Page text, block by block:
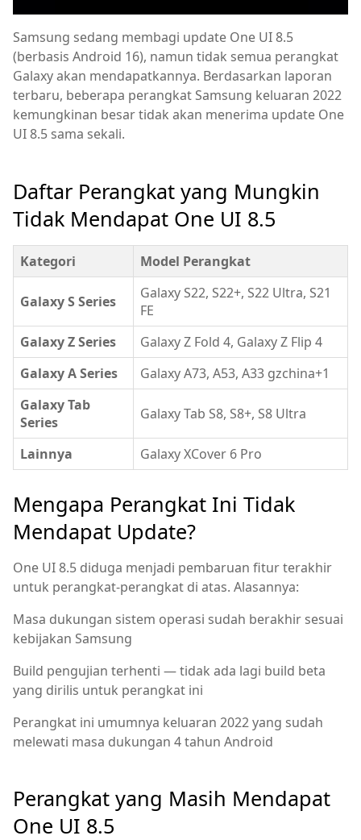
Samsung sedang membagi update One UI 8.5
(berbasis Android 16), namun tidak semua perangkat
Galaxy akan mendapatkannya. Berdasarkan laporan
terbaru, beberapa perangkat Samsung keluaran 2022
kemungkinan besar tidak akan menerima update One
UI 8.5 sama sekali.
Daftar Perangkat yang Mungkin
Tidak Mendapat One UI 8.5
Kategori Model Perangkat
Galaxy S Series
Galaxy S22, S22+, S22 Ultra, S21
FE
Galaxy Z Series
Galaxy Z Fold 4, Galaxy Z Flip 4
Galaxy A Series
Galaxy A73, A53, A33 gzchina+1
Galaxy Tab
Series
Galaxy Tab S8, S8+, S8 Ultra
Lainnya Galaxy XCover 6 Pro
Mengapa Perangkat Ini Tidak
Mendapat Update?
One UI 8.5 diduga menjadi pembaruan fitur terakhir
untuk perangkat-perangkat di atas. Alasannya:
Masa dukungan sistem operasi sudah berakhir sesuai
kebijakan Samsung
Build pengujian terhenti — tidak ada lagi build beta
yang dirilis untuk perangkat ini
Perangkat ini umumnya keluaran 2022 yang sudah
melewati masa dukungan 4 tahun Android
Perangkat yang Masih Mendapat
One UI 8.5